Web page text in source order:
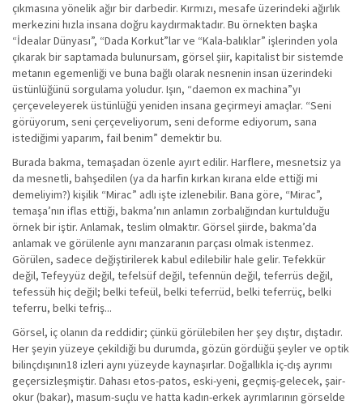
çıkmasına yönelik ağır bir darbedir. Kırmızı, mesafe üzerindeki ağırlık
merkezini hızla insana doğru kaydırmaktadır. Bu örnekten başka
“İdealar Dünyası”, “Dada Korkut”lar ve “Kala-balıklar” işlerinden yola
çıkarak bir saptamada bulunursam, görsel şiir, kapitalist bir sistemde
metanın egemenliği ve buna bağlı olarak nesnenin insan üzerindeki
üstünlüğünü sorgulama yoludur. Işın, “daemon ex machina”yı
çerçeveleyerek üstünlüğü yeniden insana geçirmeyi amaçlar. “Seni
görüyorum, seni çerçeveliyorum, seni deforme ediyorum, sana
istediğimi yaparım, fail benim” demektir bu.
Burada bakma, temaşadan özenle ayırt edilir. Harflere, mesnetsiz ya
da mesnetli, bahşedilen (ya da harfin kırkan kırana elde ettiği mi
demeliyim?) kişilik “Mirac” adlı işte izlenebilir. Bana göre, “Mirac”,
temaşa’nın iflas ettiği, bakma’nın anlamın zorbalığından kurtulduğu
örnek bir iştir. Anlamak, teslim olmaktır. Görsel şiirde, bakma’da
anlamak ve görülenle aynı manzaranın parçası olmak istenmez.
Görülen, sadece değiştirilerek kabul edilebilir hale gelir. Tefekkür
değil, Tefeyyüz değil, tefelsüf değil, tefennün değil, teferrüs değil,
tefessüh hiç değil; belki tefeül, belki teferrüd, belki teferrüç, belki
teferru, belki tefriş...
Görsel, iç olanın da reddidir; çünkü görülebilen her şey dıştır, dıştadır.
Her şeyin yüzeye çekildiği bu durumda, gözün gördüğü şeyler ve optik
bilinçdışının18 izleri aynı yüzeyde kaynaşırlar. Doğallıkla iç-dış ayrımı
geçersizleşmiştir. Dahası etos-patos, eski-yeni, geçmiş-gelecek, şair-
okur (bakar), masum-suçlu ve hatta kadın-erkek ayrımlarının görselde